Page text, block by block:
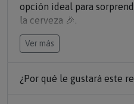
opción ideal para
la cerveza 🎉.
Fabricada en cristal de
estuche, es un detalle
Cada vez que levante la
Ver más
¿Por qué le gustará este